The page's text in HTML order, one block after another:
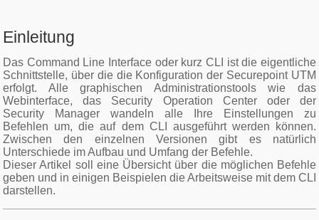
Einleitung
Das Command Line Interface oder kurz CLI ist die eigentliche
Schnittstelle, über die die Konfiguration der Securepoint UTM
erfolgt. Alle graphischen Administrationstools wie das
Webinterface, das Security Operation Center oder der
Security Manager wandeln alle Ihre Einstellungen zu
Befehlen um, die auf dem CLI ausgeführt werden können.
Zwischen den einzelnen Versionen gibt es natürlich
Unterschiede im Aufbau und Umfang der Befehle.
Dieser Artikel soll eine Übersicht über die möglichen Befehle
geben und in einigen Beispielen die Arbeitsweise mit dem CLI
darstellen.